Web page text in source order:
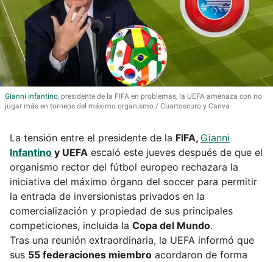
Gianni Infantino, presidente de la FIFA en problemas, la UEFA amenaza con no
jugar más en torneos del máximo organismo
Cuartoscuro y Canva
La tensión entre el presidente de la FIFA, Gianni
Infantino y UEFA escaló este jueves después de que el
organismo rector del fútbol europeo rechazara la
iniciativa del máximo órgano del soccer para permitir
la entrada de inversionistas privados en la
comercialización y propiedad de sus principales
competiciones, incluida la Copa del Mundo.
Tras una reunión extraordinaria, la UEFA informó que
sus 55 federaciones miembro acordaron de forma